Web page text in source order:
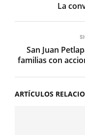
La
San Juan
familias con
ARTÍCULOS